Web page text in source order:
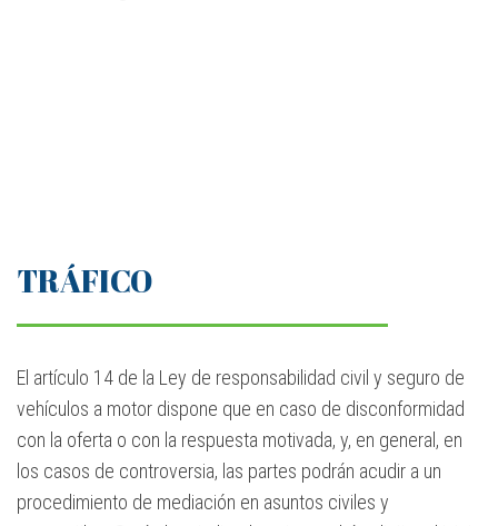
TRÁFICO
El artículo 14 de la Ley de responsabilidad civil y seguro de
vehículos a motor dispone que en caso de disconformidad
con la oferta o con la respuesta motivada, y, en general, en
los casos de controversia, las partes podrán acudir a un
procedimiento de mediación en asuntos civiles y